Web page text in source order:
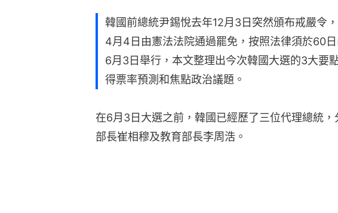
韓國前總統尹錫悅去年12月3日突然頒布戒嚴令
4月4日由憲法法院通過罷免，按照法律須於60
6月3日舉行，本文整理出今次韓國大選的3大要
得票率預測和焦點政治議題。
在6月3日大選之前，韓國已經歷了三位代理總統
部長崔相穆及教育部長李周浩。